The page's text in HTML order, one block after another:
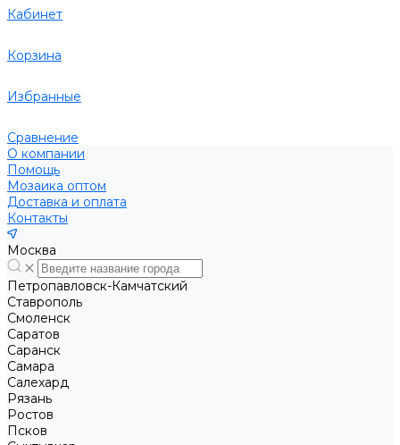
Кабинет
Корзина
Избранные
Сравнение
О компании
Помощь
Мозаика оптом
Доставка и оплата
Контакты
Москва
Петропавловск-Камчатский
Ставрополь
Смоленск
Саратов
Саранск
Самара
Салехард
Рязань
Ростов
Псков